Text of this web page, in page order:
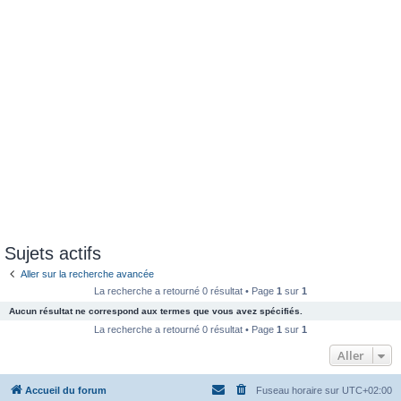
Sujets actifs
Aller sur la recherche avancée
La recherche a retourné 0 résultat • Page 1 sur 1
Aucun résultat ne correspond aux termes que vous avez spécifiés.
La recherche a retourné 0 résultat • Page 1 sur 1
Aller
Accueil du forum Fuseau horaire sur UTC+02:00